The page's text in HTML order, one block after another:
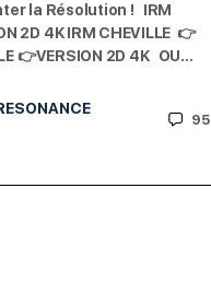
la Résolution ! IRM
2D 4K IRM CHEVILLE 👉
👉VERSION 2D 4K OU…
95